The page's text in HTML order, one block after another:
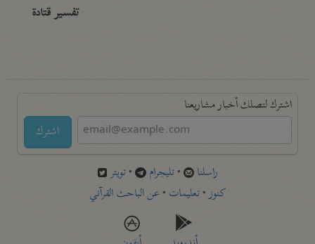
تفسير قتادة
اشترك لتصلك أخبار مشاريعنا
اشترك
راسلنا •تليجرام •تويتر
كنوز•تعليمات •عن الباحث القرآني